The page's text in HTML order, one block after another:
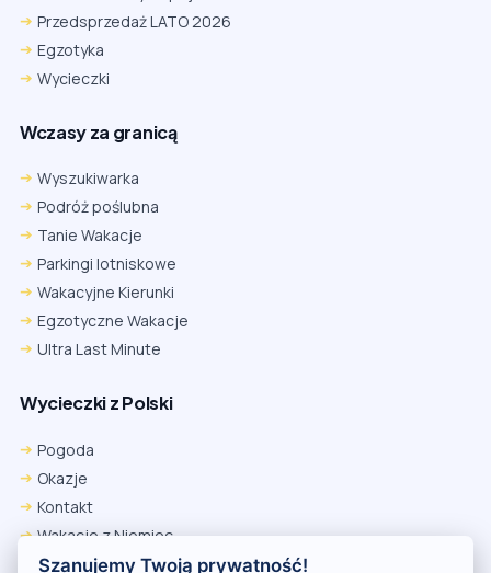
Przedsprzedaż LATO 2026
Egzotyka
Wycieczki
Wczasy za granicą
Wyszukiwarka
Podróż poślubna
Tanie Wakacje
Parkingi lotniskowe
Wakacyjne Kierunki
Egzotyczne Wakacje
Ultra Last Minute
Wycieczki z Polski
Pogoda
Okazje
Kontakt
Wakacje z Niemiec
Polityka Prywatności
Firefox
Ustawienia → Prywatność i bezpieczeństwo → Pliki cookie innych
firm → ustaw „Zezwalaj”.
Na czas rezerwacji nie blokuj cookies i śledzenia dla tej witryny.
Szanujemy Twoją prywatność!